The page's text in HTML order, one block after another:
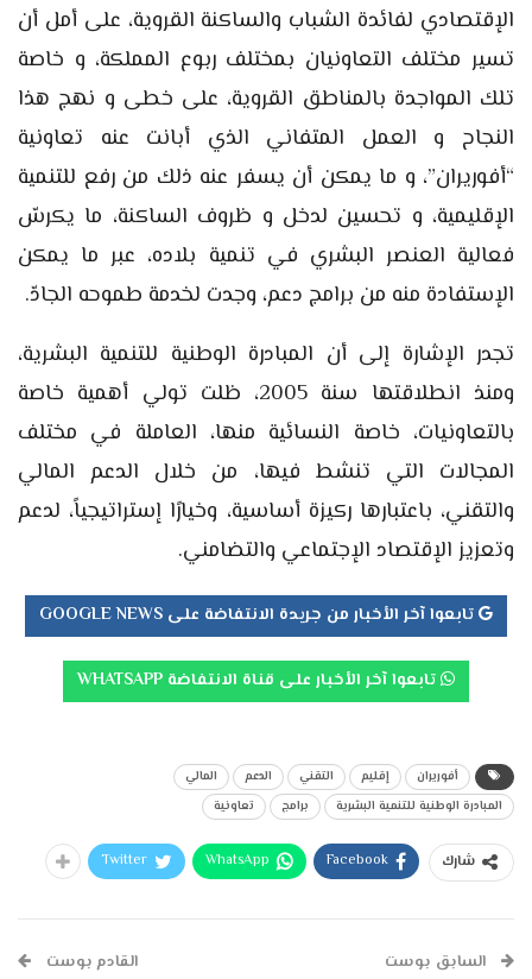
الإقتصادي لفائدة الشباب والساكنة القروية، على أمل أن
تسير مختلف التعاونيان بمختلف ربوع المملكة، و خاصة
تلك المواجدة بالمناطق القروية، على خطى و نهج هذا
النجاح و العمل المتفاني الذي أبانت عنه تعاونية
“أفوريران”، و ما يمكن أن يسفر عنه ذلك من رفع للتنمية
الإقليمية، و تحسين لدخل و ظروف الساكنة، ما يكرسّ
فعالية العنصر البشري في تنمية بلاده، عبر ما يمكن
الإستفادة منه من برامج دعم، وجدت لخدمة طموحه الجادّ.
تجدر الإشارة إلى أن المبادرة الوطنية للتنمية البشرية،
ومنذ انطلاقتها سنة 2005، ظلت تولي أهمية خاصة
بالتعاونيات، خاصة النسائية منها، العاملة في مختلف
المجالات التي تنشط فيها، من خلال الدعم المالي
والتقني، باعتبارها ركيزة أساسية، وخيارًا إستراتيجياً، لدعم
وتعزيز الإقتصاد الإجتماعي والتضامني.
تابعوا آخر الأخبار من جريدة الانتفاضة على GOOGLE NEWS
تابعوا آخر الأخبار على قناة الانتفاضة WHATSAPP
أفوريران إقليم التقني الدعم
المالي
المبادرة الوطنية للتنمية البشرية
برامج تعاونية
شارك Facebook
WhatsApp
Twitter
السابق بوست القادم بوست